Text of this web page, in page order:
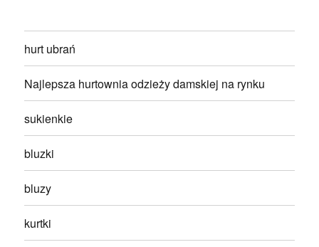
hurt ubrań
Najlepsza hurtownia odzieży damskiej na rynku
sukienkie
bluzki
bluzy
kurtki